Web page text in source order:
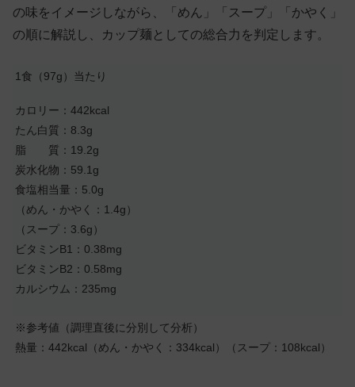
の味をイメージしながら、「めん」「スープ」「かやく」
の順に解説し、カップ麺としての総合力を判定します。
1食（97g）当たり
カロリー：442kcal
たん白質：8.3g
脂 質：19.2g
炭水化物：59.1g
食塩相当量：5.0g
（めん・かやく：1.4g）
（スープ：3.6g）
ビタミンB1：0.38mg
ビタミンB2：0.58mg
カルシウム：235mg
※参考値（調理直後に分別して分析）
熱量：442kcal（めん・かやく：334kcal）（スープ：108kcal）